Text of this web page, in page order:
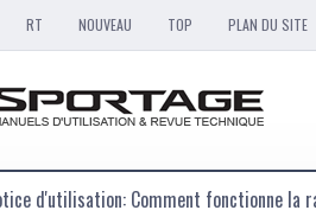
RT NOUVEAU TOP PLAN DU SITE
d'utilisation: Comment fonctionne la